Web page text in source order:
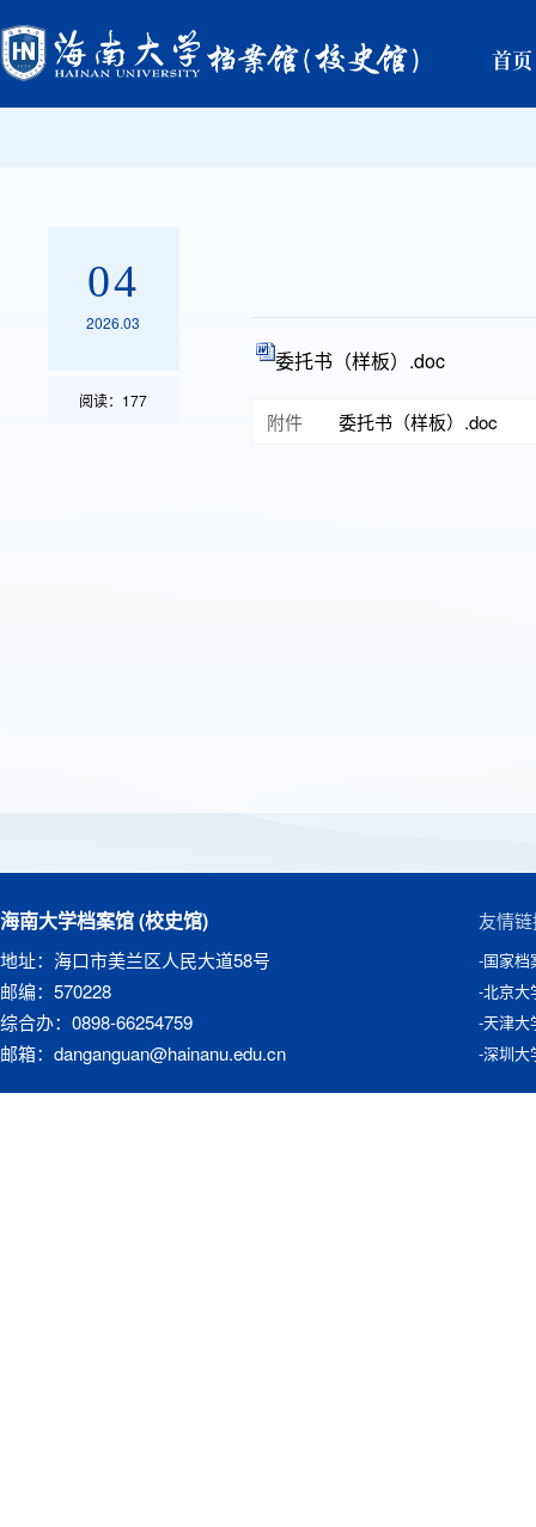
首页
04
2026.03
阅读： 177
委托书（样板）.doc
附件 委托书（样板）.doc
海南大学档案馆 (校史馆)
地址：海口市美兰区人民大道58号
邮编：570228
综合办：0898-66254759
邮箱：danganguan@hainanu.edu.cn
友情
-国家档
-北京大
-天津大
-深圳大